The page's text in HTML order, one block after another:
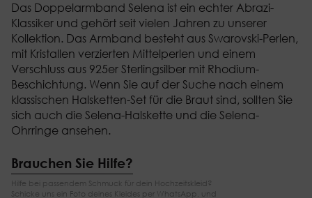
Das Doppelarmband Selena ist ein echter Abrazi-
Klassiker und gehört seit vielen Jahren zu unserer
Kollektion. Das Armband besteht aus Swarovski-Perlen,
mit Kristallen verzierten Mittelperlen und einem
Verschluss aus 925er Sterlingsilber mit Rhodium-
Beschichtung. Wenn Sie auf der Suche nach einem
klassischen Halsketten-Set für die Braut sind, sollten Sie
sich auch die Selena-Halskette und die Selena-
Ohrringe ansehen.
Brauchen Sie Hilfe?
Hilfe bei passendem Schmuck für dein Hochzeitskleid?
Schicke uns ein Foto deines Kleides per WhatsApp, und